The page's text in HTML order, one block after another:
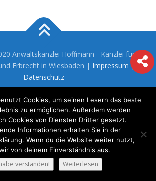
Anwaltskanzlei Hoffmann - Kanzlei für
Erbrecht in Wiesbaden | Impressum |
Datenschutz
Cookies, um seinen Lesern das beste
zu ermöglichen. Außerdem werden
Cookies von Diensten Dritter gesetzt.
Informationen erhalten Sie in der
Wenn du die Website weiter nutzt,
von deinem Einverständnis aus.
verstanden! Weiterlesen